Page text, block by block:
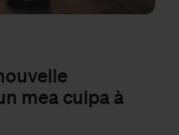
mea culpa à